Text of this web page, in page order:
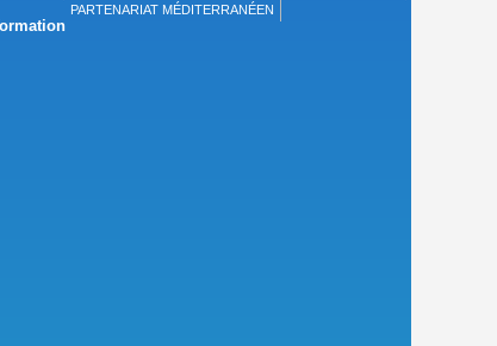
PARTENARIAT MÉDITERRANÉEN